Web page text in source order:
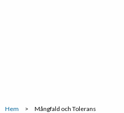
Hem > Mångfald och Tolerans